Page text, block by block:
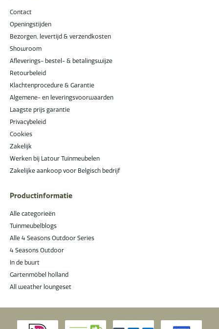
Contact
Openingstijden
Bezorgen, levertijd & verzendkosten
Showroom
Afleverings- bestel- & betalingswijze
Retourbeleid
Klachtenprocedure & Garantie
Algemene- en leveringsvoorwaarden
Laagste prijs garantie
Privacybeleid
Cookies
Zakelijk
Werken bij Latour Tuinmeubelen
Zakelijke aankoop voor Belgisch bedrijf
Productinformatie
Alle categorieën
Tuinmeubelblogs
Alle 4 Seasons Outdoor Series
4 Seasons Outdoor
In de buurt
Gartenmöbel holland
All weather loungeset